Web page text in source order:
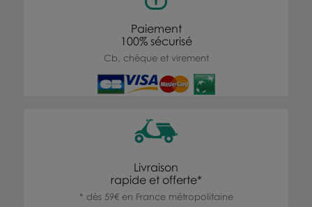
Paiement
100% sécurisé
Cb, chèque et virement
Livraison
rapide et offerte*
* dès 59€ en France métropolitaine